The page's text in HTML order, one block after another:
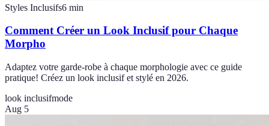
Styles Inclusifs6 min
Comment Créer un Look Inclusif pour Chaque
Morpho
Adaptez votre garde-robe à chaque morphologie avec ce guide
pratique! Créez un look inclusif et stylé en 2026.
look inclusifmode
Aug 5